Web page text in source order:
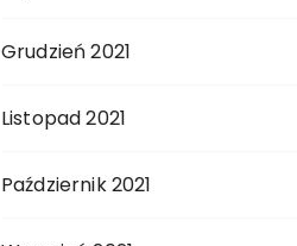
Grudzień 2021
Listopad 2021
Październik 2021